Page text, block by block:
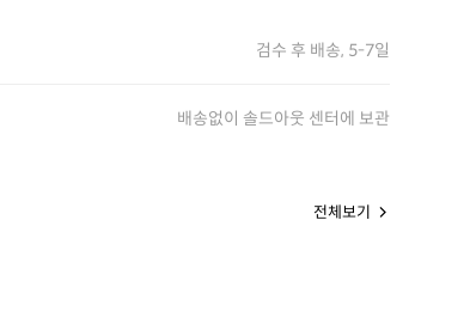
검수 후 배송, 5-7일
배송없이 솔드아웃 센터에 보관
전체보기